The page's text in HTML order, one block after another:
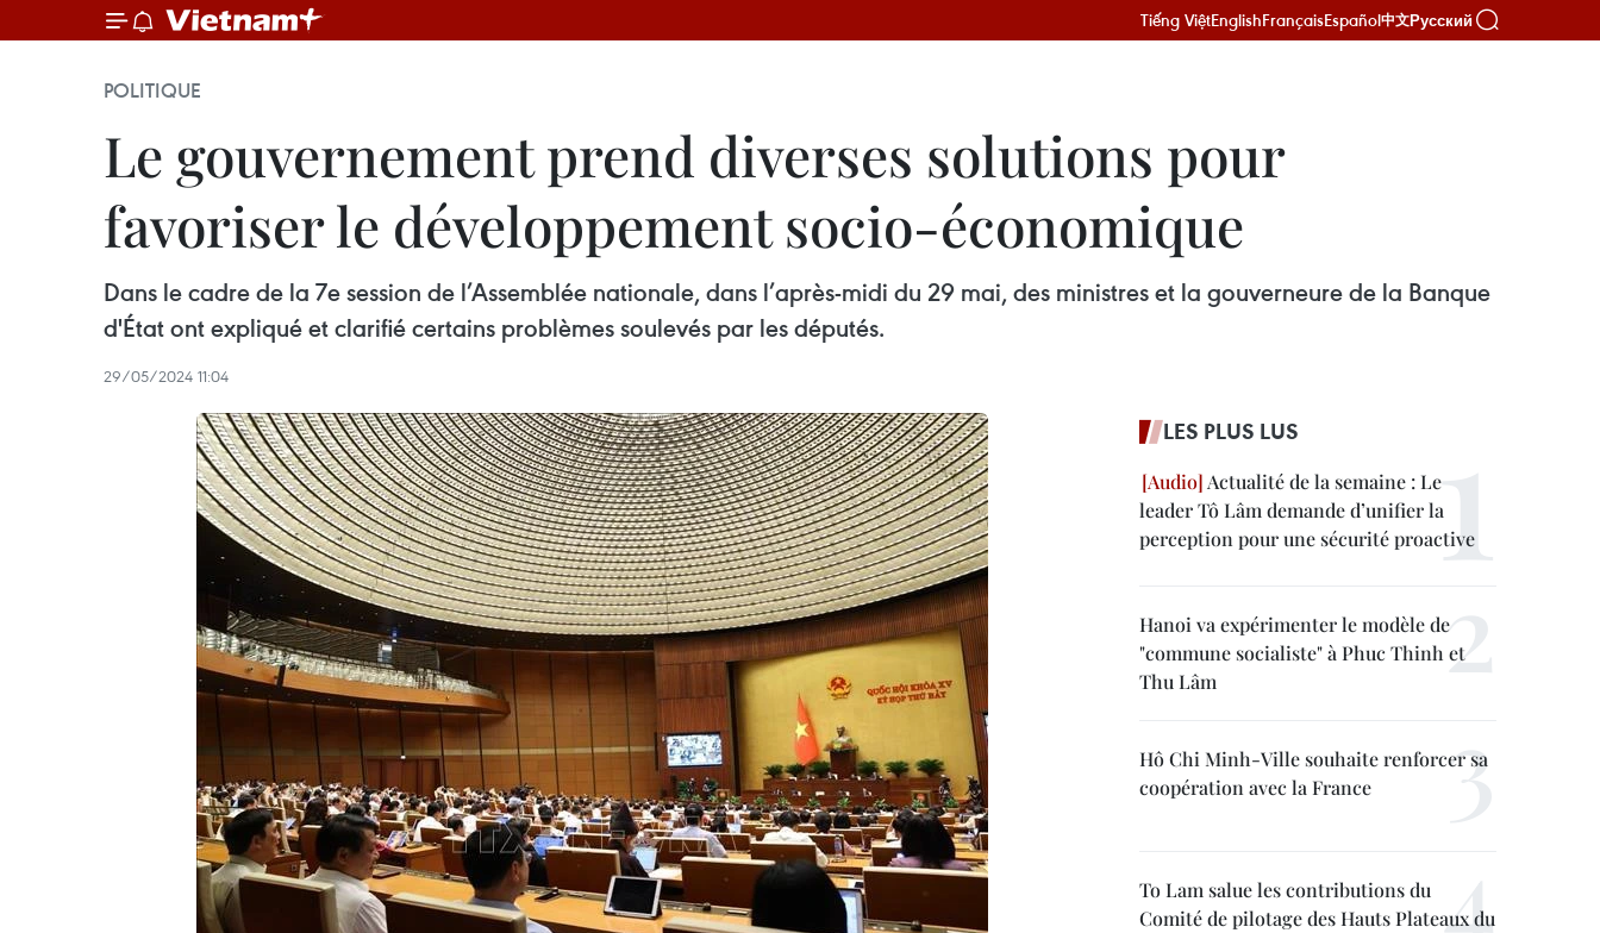
Tiếng ViệtEnglishFrançaisEspañol中文Русский
POLITIQUE
Le gouvernement prend diverses solutions pour
favoriser le développement socio-économique
Dans le cadre de la 7e session de l’Assemblée nationale, dans l’après-midi du 29 mai, des ministres et la gouverneure de la Banque
d'État ont expliqué et clarifié certains problèmes soulevés par les députés.
29/05/2024 11:04
LES PLUS LUS
Actualité de la semaine : Le
leader Tô Lâm demande d’unifier la
perception pour une sécurité proactive
Hanoi va expérimenter le modèle de
"commune socialiste" à Phuc Thinh et
Thu Lâm
Hô Chi Minh-Ville souhaite renforcer sa
coopération avec la France
To Lam salue les contributions du
Comité de pilotage des Hauts Plateaux du